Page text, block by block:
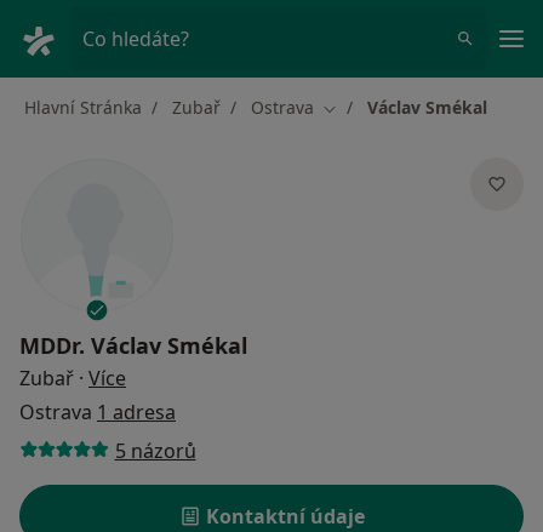
Co hledáte?
Hlavní Stránka Zubař Ostrava Změna města
Václav Smékal
MDDr. Václav Smékal
Zubař · Více
Ostrava 1 adresa
5 názorů
Kontaktní údaje